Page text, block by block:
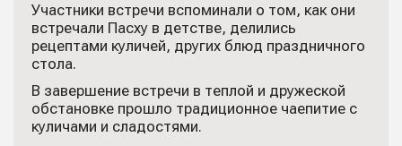
Участники встречи вспоминали о том, как они
встречали Пасху в детстве, делились
рецептами куличей, других блюд праздничного
стола.
В завершение встречи в теплой и дружеской
обстановке прошло традиционное чаепитие с
куличами и сладостями.